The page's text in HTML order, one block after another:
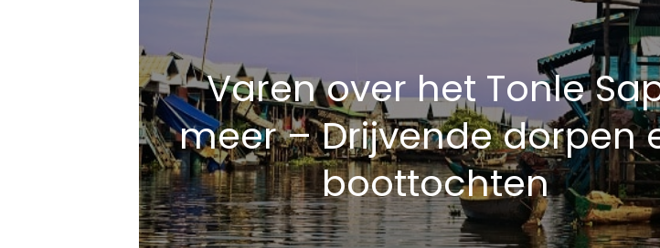
Varen over het Tonle
meer – Drijvende dorpen
boottochten